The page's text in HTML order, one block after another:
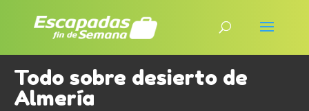
Todo sobre desierto de
Almería